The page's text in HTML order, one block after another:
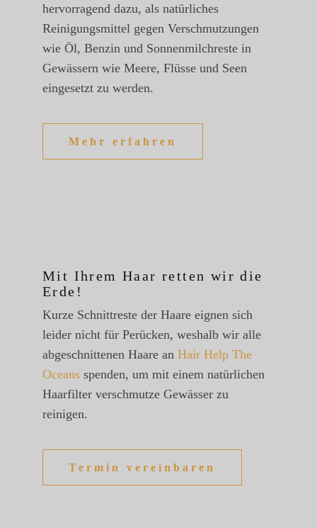
hervorragend dazu, als natürliches
Reinigungsmittel gegen Verschmutzungen
wie Öl, Benzin und Sonnenmilchreste in
Gewässern wie Meere, Flüsse und Seen
eingesetzt zu werden.
Mehr erfahren
Mit Ihrem Haar retten wir die
Erde!
Kurze Schnittreste der Haare eignen sich
leider nicht für Perücken, weshalb wir alle
abgeschnittenen Haare an Hair Help The
Oceans spenden, um mit einem natürlichen
Haarfilter verschmutze Gewässer zu
reinigen.
Termin vereinbaren